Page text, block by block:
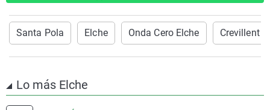
Santa Pola Elche Onda Cero Elche Crevillent
Lo más Elche